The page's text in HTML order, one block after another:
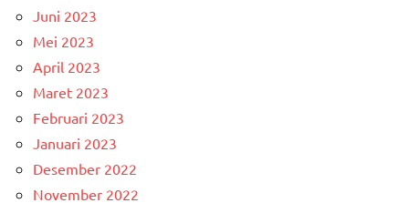
Juni 2023
Mei 2023
April 2023
Maret 2023
Februari 2023
Januari 2023
Desember 2022
November 2022